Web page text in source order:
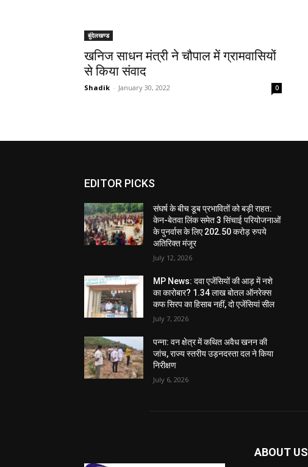
बुंदेलखण्ड
खनिज साधन मंत्री ने चौपाल में ग्रामवासियों
से किया संवाद
Shadik - January 30, 2022 0
EDITOR PICKS
संघर्ष के बीच डूब प्रभावितों को बड़ी राहत:
केन-बेतवा लिंक समेत 3 सिंचाई परियोजनाओं
के पुनर्वास के लिए 202.50 करोड़ रुपये
अतिरिक्त मंजूर
July 12, 2026
MP News: दवा एजेंसियों की आड़ में नशे
का कारोबार? 1.34 लाख बोतल ऑनरेक्स
कफ सिरप का हिसाब नहीं, दो एजेंसियां सील
July 7, 2026
पन्ना: वन क्षेत्र में कथित अवैध खनन की
जांच, राज्य स्तरीय उड़नदस्ता दल ने किया
निरीक्षण
July 6, 2026
ABOUT US